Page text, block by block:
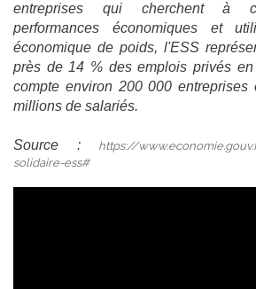
entreprises qui cherchent à
performances économiques et
économique de poids, l'ESS
près de 14 % des emplois privés
compte environ 200 000 entreprises
millions de salariés.
Source :
https://
solidaire-ess#